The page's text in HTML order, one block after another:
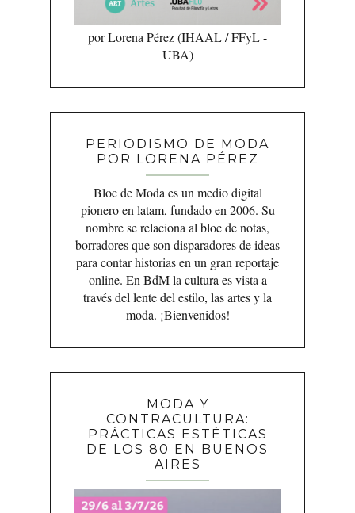
por Lorena Pérez (IHAAL / FFyL -
UBA)
PERIODISMO DE MODA
POR LORENA PÉREZ
Bloc de Moda es un medio digital
pionero en latam, fundado en 2006. Su
nombre se relaciona al bloc de notas,
borradores que son disparadores de ideas
para contar historias en un gran reportaje
online. En BdM la cultura es vista a
través del lente del estilo, las artes y la
moda. ¡Bienvenidos!
MODA Y
CONTRACULTURA:
PRÁCTICAS ESTÉTICAS
DE LOS 80 EN BUENOS
AIRES